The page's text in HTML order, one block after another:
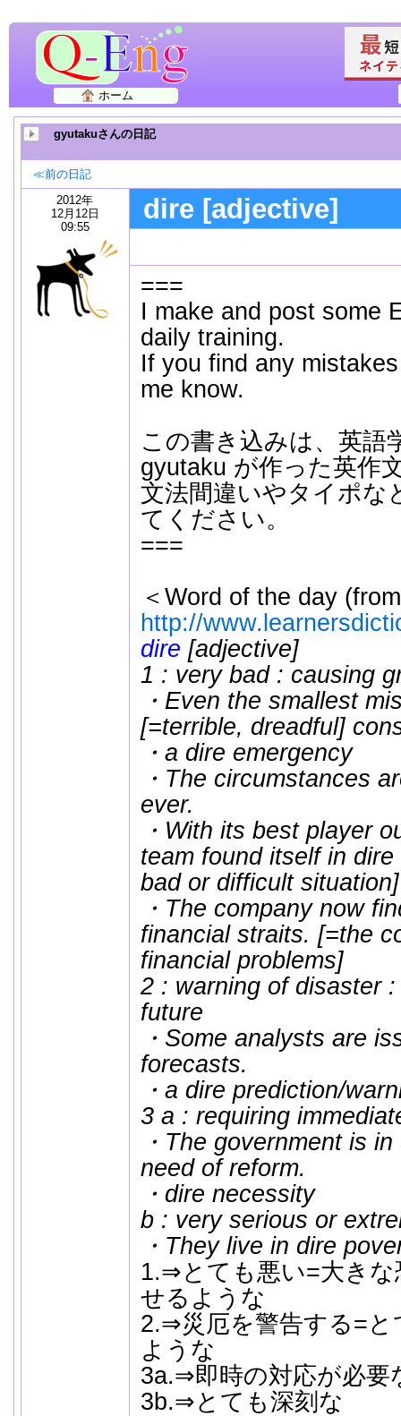
ホーム
gyutakuさんの日記
≪前の日記
2012年
12月12日
09:55
dire [adjective]
===
I make and post some
daily training.
If you find any
me know.
この書き込みは、英語
gyutaku が作った英作
文法間違いやタイポな
てください。
===
＜Word of the day (from
http://
dire [adjective]
1 : very bad : causing
・Even the smallest
[=terrible, dreadful]
・a dire emergency
・The circumstances
ever.
・With its best player
team found itself in
bad or difficult situation]
・The company now
financial straits. [=the
financial problems]
2 : warning of disaster
future
・Some analysts are
forecasts.
・a dire prediction/
3 a : requiring
・The government is
need of reform.
・dire necessity
b : very serious or
・They live in dire
1.⇒とても悪い=大き
せるような
2.⇒災厄を警告する=と
ような
3a.⇒即時の対応が必要
3b.⇒とても深刻な